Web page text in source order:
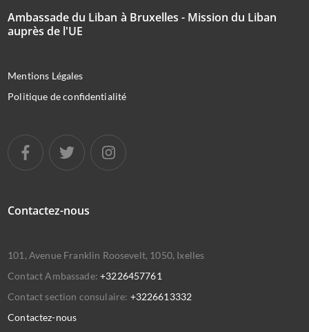
Ambassade du Liban à Bruxelles - Mission du Liban
auprès de l'UE
Mentions Légales
Politique de confidentialité
Contactez-nous
101, Avenue Franklin Roosevelt, 1050, Ixelles
Contact Ambassade:+3226457761
Contact section consulaire: +3226613332
Contactez-nous